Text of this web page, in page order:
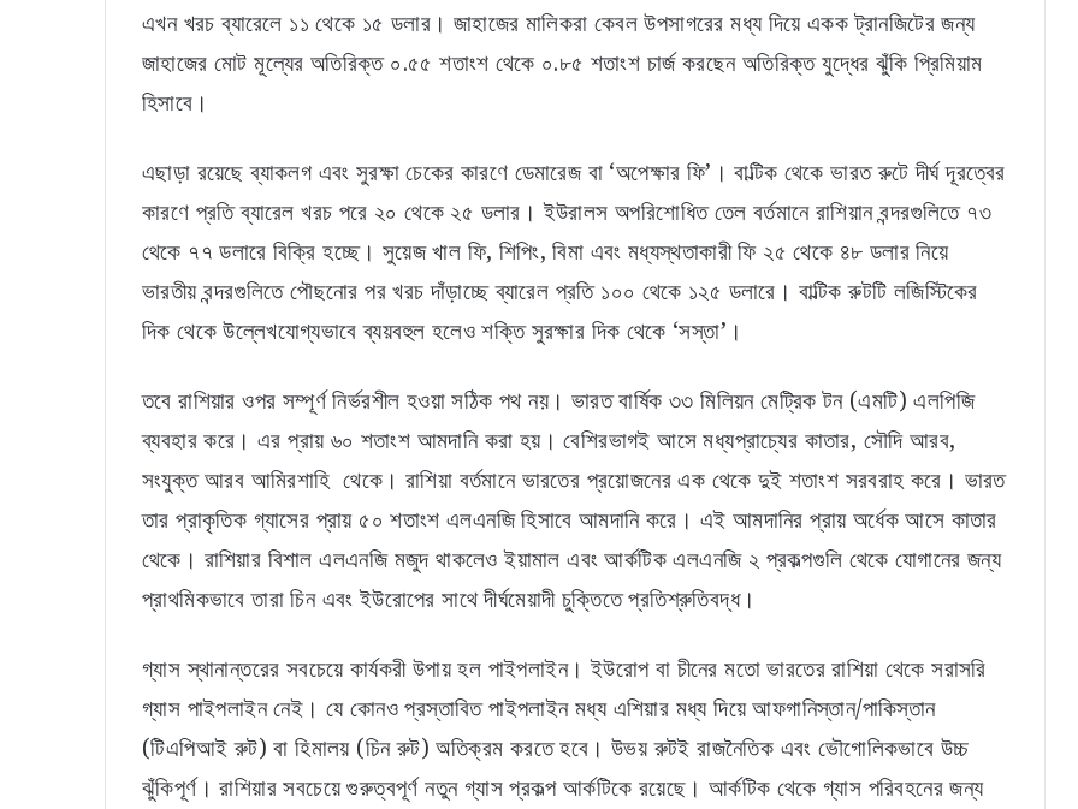
এখন খরচ ব্যারেলে ১১ থেকে ১৫ ডলার। জাহাজের মালিকরা কেবল উপসাগরের মধ্য দিয়ে একক ট্রানজিটের জন্য
জাহাজের মোট মূল্যের অতিরিক্ত ০.৫৫ শতাংশ থেকে ০.৮৫ শতাংশ চার্জ করছেন অতিরিক্ত যুদ্ধের ঝুঁকি প্রিমিয়াম
হিসাবে।
এছাড়া রয়েছে ব্যাকলগ এবং সুরক্ষা চেকের কারণে ডেমারেজ বা ‘অপেক্ষার ফি’। বাল্টিক থেকে ভারত রুটে দীর্ঘ দূরত্বের
কারণে প্রতি ব্যারেল খরচ পরে ২০ থেকে ২৫ ডলার। ইউরালস অপরিশোধিত তেল বর্তমানে রাশিয়ান বন্দরগুলিতে ৭৩
থেকে ৭৭ ডলারে বিক্রি হচ্ছে। সুয়েজ খাল ফি, শিপিং, বিমা এবং মধ্যস্থতাকারী ফি ২৫ থেকে ৪৮ ডলার নিয়ে
ভারতীয় বন্দরগুলিতে পৌছনোর পর খরচ দাঁড়াচ্ছে ব্যারেল প্রতি ১০০ থেকে ১২৫ ডলারে। বাল্টিক রুটটি লজিস্টিকের
দিক থেকে উল্লেখযোগ্যভাবে ব্যয়বহুল হলেও শক্তি সুরক্ষার দিক থেকে ‘সস্তা’।
তবে রাশিয়ার ওপর সম্পূর্ণ নির্ভরশীল হওয়া সঠিক পথ নয়। ভারত বার্ষিক ৩৩ মিলিয়ন মেট্রিক টন (এমটি) এলপিজি
ব্যবহার করে। এর প্রায় ৬০ শতাংশ আমদানি করা হয়। বেশিরভাগই আসে মধ্যপ্রাচ্যের কাতার, সৌদি আরব,
সংযুক্ত আরব আমিরশাহি থেকে। রাশিয়া বর্তমানে ভারতের প্রয়োজনের এক থেকে দুই শতাংশ সরবরাহ করে। ভারত
তার প্রাকৃতিক গ্যাসের প্রায় ৫০ শতাংশ এলএনজি হিসাবে আমদানি করে। এই আমদানির প্রায় অর্ধেক আসে কাতার
থেকে। রাশিয়ার বিশাল এলএনজি মজুদ থাকলেও ইয়ামাল এবং আর্কটিক এলএনজি ২ প্রকল্পগুলি থেকে যোগানের জন্য
প্রাথমিকভাবে তারা চিন এবং ইউরোপের সাথে দীর্ঘমেয়াদী চুক্তিতে প্রতিশ্রুতিবদ্ধ।
গ্যাস স্থানান্তরের সবচেয়ে কার্যকরী উপায় হল পাইপলাইন। ইউরোপ বা চীনের মতো ভারতের রাশিয়া থেকে সরাসরি
গ্যাস পাইপলাইন নেই। যে কোনও প্রস্তাবিত পাইপলাইন মধ্য এশিয়ার মধ্য দিয়ে আফগানিস্তান/পাকিস্তান
(টিএপিআই রুট) বা হিমালয় (চিন রুট) অতিক্রম করতে হবে। উভয় রুটই রাজনৈতিক এবং ভৌগোলিকভাবে উচ্চ
ঝুঁকিপূর্ণ। রাশিয়ার সবচেয়ে গুরুত্বপূর্ণ নতুন গ্যাস প্রকল্প আর্কটিকে রয়েছে। আর্কটিক থেকে গ্যাস পরিবহনের জন্য